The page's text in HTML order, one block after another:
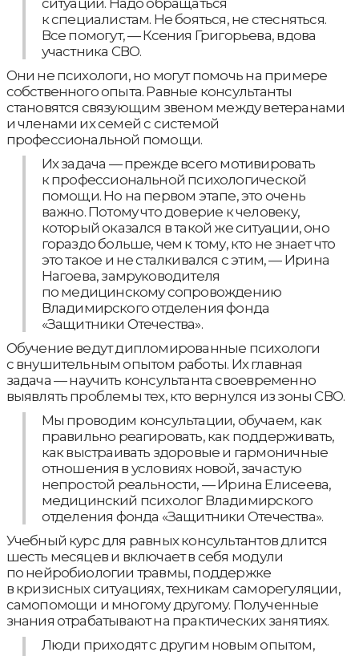
ситуации. Надо обращаться
к специалистам. Не бояться, не стесняться.
Все помогут, — Ксения Григорьева, вдова
участника СВО.
Они не психологи, но могут помочь на примере
собственного опыта. Равные консультанты
становятся связующим звеном между ветеранами
и членами их семей с системой
профессиональной помощи.
Их задача — прежде всего мотивировать
к профессиональной психологической
помощи. Но на первом этапе, это очень
важно. Потому что доверие к человеку,
который оказался в такой же ситуации, оно
гораздо больше, чем к тому, кто не знает что
это такое и не сталкивался с этим, — Ирина
Нагоева, замруководителя
по медицинскому сопровождению
Владимирского отделения фонда
«Защитники Отечества».
Обучение ведут дипломированные психологи
с внушительным опытом работы. Их главная
задача — научить консультанта своевременно
выявлять проблемы тех, кто вернулся из зоны СВО.
Мы проводим консультации, обучаем, как
правильно реагировать, как поддерживать,
как выстраивать здоровые и гармоничные
отношения в условиях новой, зачастую
непростой реальности, — Ирина Елисеева,
медицинский психолог Владимирского
отделения фонда «Защитники Отечества».
Учебный курс для равных консультантов длится
шесть месяцев и включает в себя модули
по нейробиологии травмы, поддержке
в кризисных ситуациях, техникам саморегуляции,
самопомощи и многому другому. Полученные
знания отрабатывают на практических занятиях.
Люди приходят с другим новым опытом,